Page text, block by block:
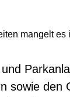
mangelt es
sowie